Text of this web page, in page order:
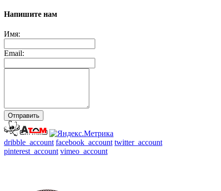
Напишите нам
Имя:
Email:
Отправить
dribble_account facebook_account twitter_account
pinterest_account vimeo_account